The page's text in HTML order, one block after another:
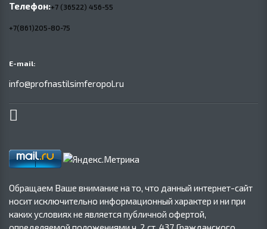
Телефон:+7 (36522) 456-55
+7(861)205-80-75
E-mail:
info@profnastilsimferopol.ru
Обращаем Ваше внимание на то, что данный интернет-сайт
носит исключительно информационный характер и ни при
каких условиях не является публичной офертой,